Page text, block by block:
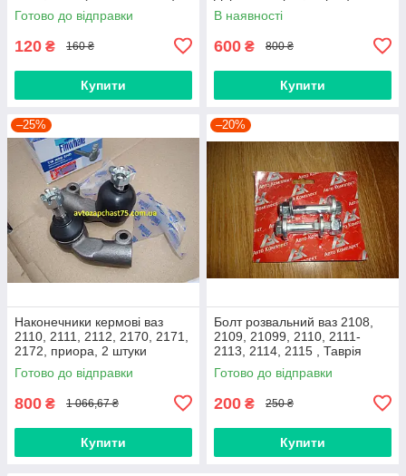
виробник Gumex, Польща
Готово до відправки
120 ₴ 160 ₴
Купити
В наявності
600 ₴ 800 ₴
Купити
–25%
Наконечники кермові ваз
2110, 2111, 2112, 2170, 2171,
2172, приора, 2 штуки
(виробник Finwhale,
Німеччина)
Готово до відправки
800 ₴ 1 066,67 ₴
Купити
–20%
Болт розвальний ваз 2108,
2109, 21099, 2110, 2111-
2113, 2114, 2115 , Таврія
М12х60, стойки передньої
(Авто Комплект)
Готово до відправки
200 ₴ 250 ₴
Купити